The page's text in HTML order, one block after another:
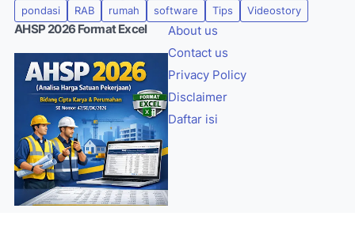
pondasi
RAB rumah software Tips Videostory
AHSP 2026 Format Excel
About us
Contact us
Privacy Policy
Disclaimer
Daftar isi